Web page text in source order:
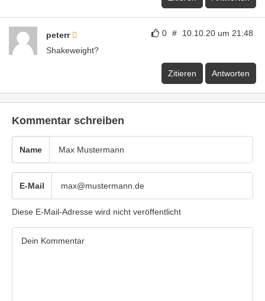
0 # 10.10.20 um 21:48
peterr
Shakeweight?
Zitieren Antworten
Kommentar schreiben
Name
E-Mail
Diese E-Mail-Adresse wird nicht veröffentlicht